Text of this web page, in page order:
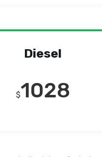
Diesel
$1028